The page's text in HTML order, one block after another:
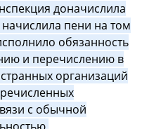
доначислила
пени на том
обязанность
и перечислению в
организаций
с обычной